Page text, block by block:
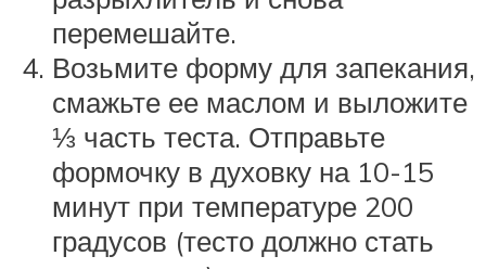
перемешайте.
Возьмите форму для запекания,
смажьте ее маслом и выложите
⅓ часть теста. Отправьте
формочку в духовку на 10-15
минут при температуре 200
градусов (тесто должно стать